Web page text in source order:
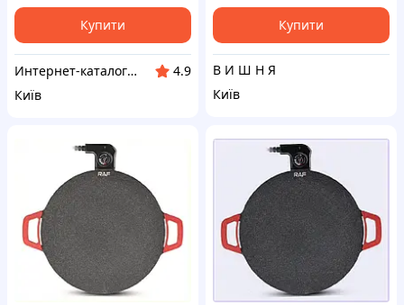
Купити
Интерн​ет-кат​а​л​ог ск​​и​до​к "GALANTI"
4.9
Київ
Купити
В И Ш Н Я
Київ